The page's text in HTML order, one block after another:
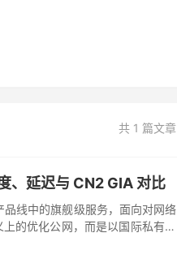
共 1 篇文章
、延迟与 CN2 GIA 对比
线中的旗舰级服务，面向对网络
的优化公网，而是以国际私有专